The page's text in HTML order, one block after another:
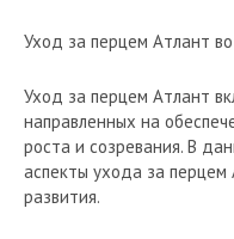
Уход за перцем Атлант
Уход за перцем Атлант
направленных на
роста и созревания. В
аспекты ухода за перцем
развития.